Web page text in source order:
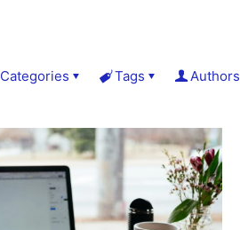
Categories Tags Authors